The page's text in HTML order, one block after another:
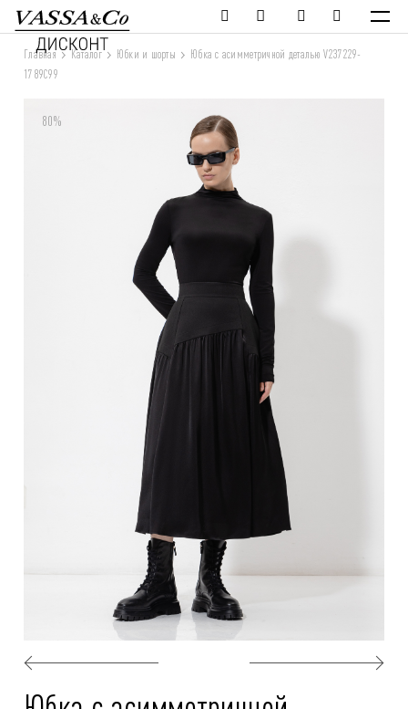
Главная Каталог Юбки и шорты
Юбка с асимметричной деталью V237229-
1789C99
80%